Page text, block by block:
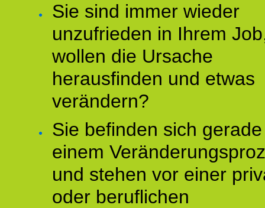
Sie sind immer wieder
unzufrieden in Ihrem
wollen die Ursache
herausfinden und etwas
verändern?
Sie befinden sich
einem
und stehen vor einer
oder beruflichen